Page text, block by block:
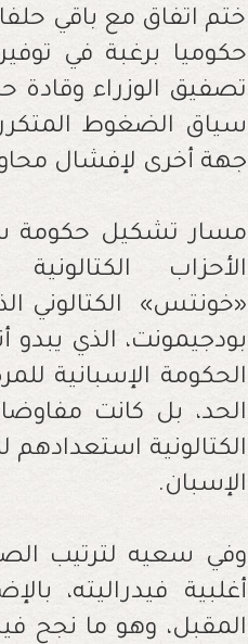
ختم اتفاق مع باقي
حكوميا برغبة في
تصفيق الوزراء وقادة
سياق الضغوط
جهة أخرى لإفشال
مسار تشكيل حكومة
الأحزاب
بودجيمونت، الذي
الحكومة الإسبانية للمرة
الكتالونية استعدادهم
الإسبان.
وفي سعيه لترتيب
أغلبية فيدراليته،
المقبل، وهو ما نجح